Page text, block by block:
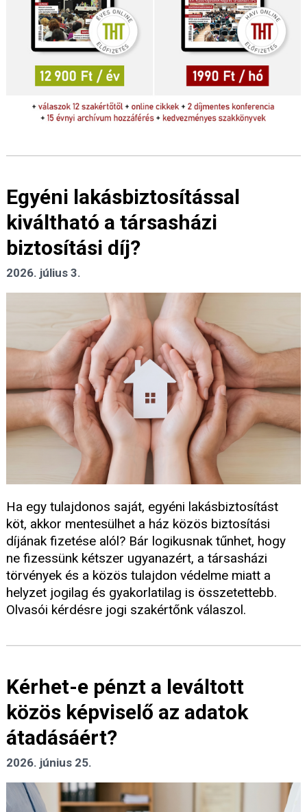
Egyéni lakásbiztosítással
kiváltható a társasházi
biztosítási díj?
2026. július 3.
Ha egy tulajdonos saját, egyéni lakásbiztosítást
köt, akkor mentesülhet a ház közös biztosítási
díjának fizetése alól? Bár logikusnak tűnhet, hogy
ne fizessünk kétszer ugyanazért, a társasházi
törvények és a közös tulajdon védelme miatt a
helyzet jogilag és gyakorlatilag is összetettebb.
Olvasói kérdésre jogi szakértőnk válaszol.
Kérhet-e pénzt a leváltott
közös képviselő az adatok
átadásáért?
2026. június 25.